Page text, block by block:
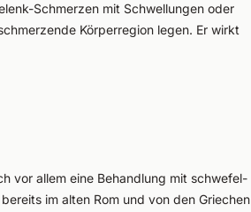
Schmerzen mit Schwellungen oder
Körperregion legen. Er wirkt
vor allem eine Behandlung mit schwefel-
im alten Rom und von den Griechen